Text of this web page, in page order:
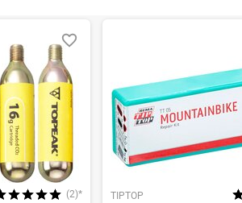
(2)* TIPTOP